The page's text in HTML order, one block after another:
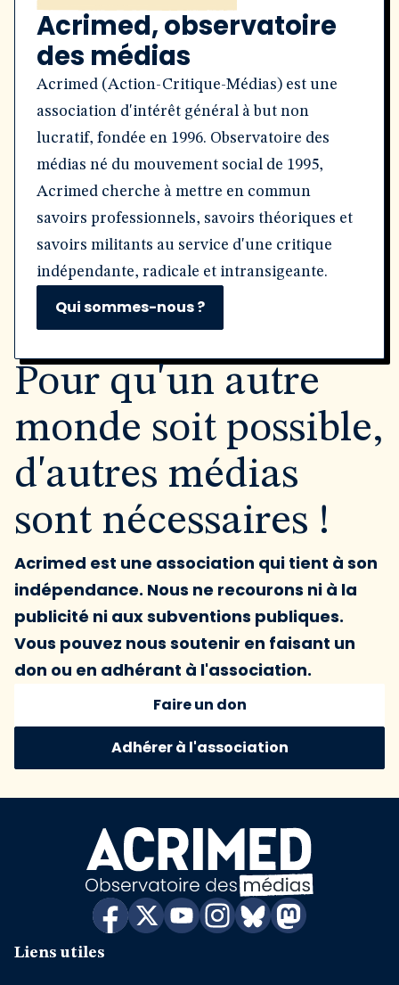
Acrimed, observatoire
des médias
Acrimed (Action-Critique-Médias) est une
association d'intérêt général à but non
lucratif, fondée en 1996. Observatoire des
médias né du mouvement social de 1995,
Acrimed cherche à mettre en commun
savoirs professionnels, savoirs théoriques et
savoirs militants au service d'une critique
indépendante, radicale et intransigeante.
Qui sommes-nous ?
Pour qu'un autre
monde soit possible,
d'autres médias
sont nécessaires !
Acrimed est une association qui tient à son
indépendance. Nous ne recourons ni à la
publicité ni aux subventions publiques.
Vous pouvez nous soutenir en faisant un
don ou en adhérant à l'association.
Faire un don
Adhérer à l'association
Liens utiles